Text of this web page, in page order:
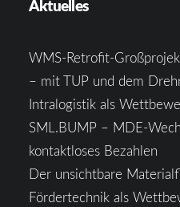
Aktuelles
WMS-Retrofit-
– mit TUP und dem
Intralogistik als
SML.BUMP – MDE-
kontaktloses Bezahlen
Der unsichtbare
Fördertechnik als